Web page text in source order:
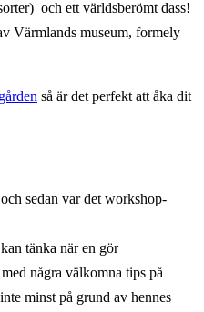
och ett världsberömt dass!
Värmlands museum, formely
så är det perfekt att åka dit
sedan var det workshop-
tänka när en gör
några välkomna tips på
minst på grund av hennes